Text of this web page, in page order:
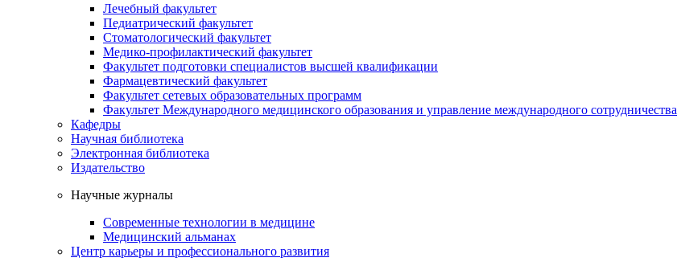
Лечебный факультет
Педиатрический факультет
Стоматологический факультет
Медико-профилактический факультет
Факультет подготовки специалистов высшей квалификации
Фармацевтический факультет
Факультет сетевых образовательных программ
Факультет Международного медицинского образования и управление международного сотрудничества
Кафедры
Научная библиотека
Электронная библиотека
Издательство
Научные журналы
Современные технологии в медицине
Медицинский альманах
Центр карьеры и профессионального развития